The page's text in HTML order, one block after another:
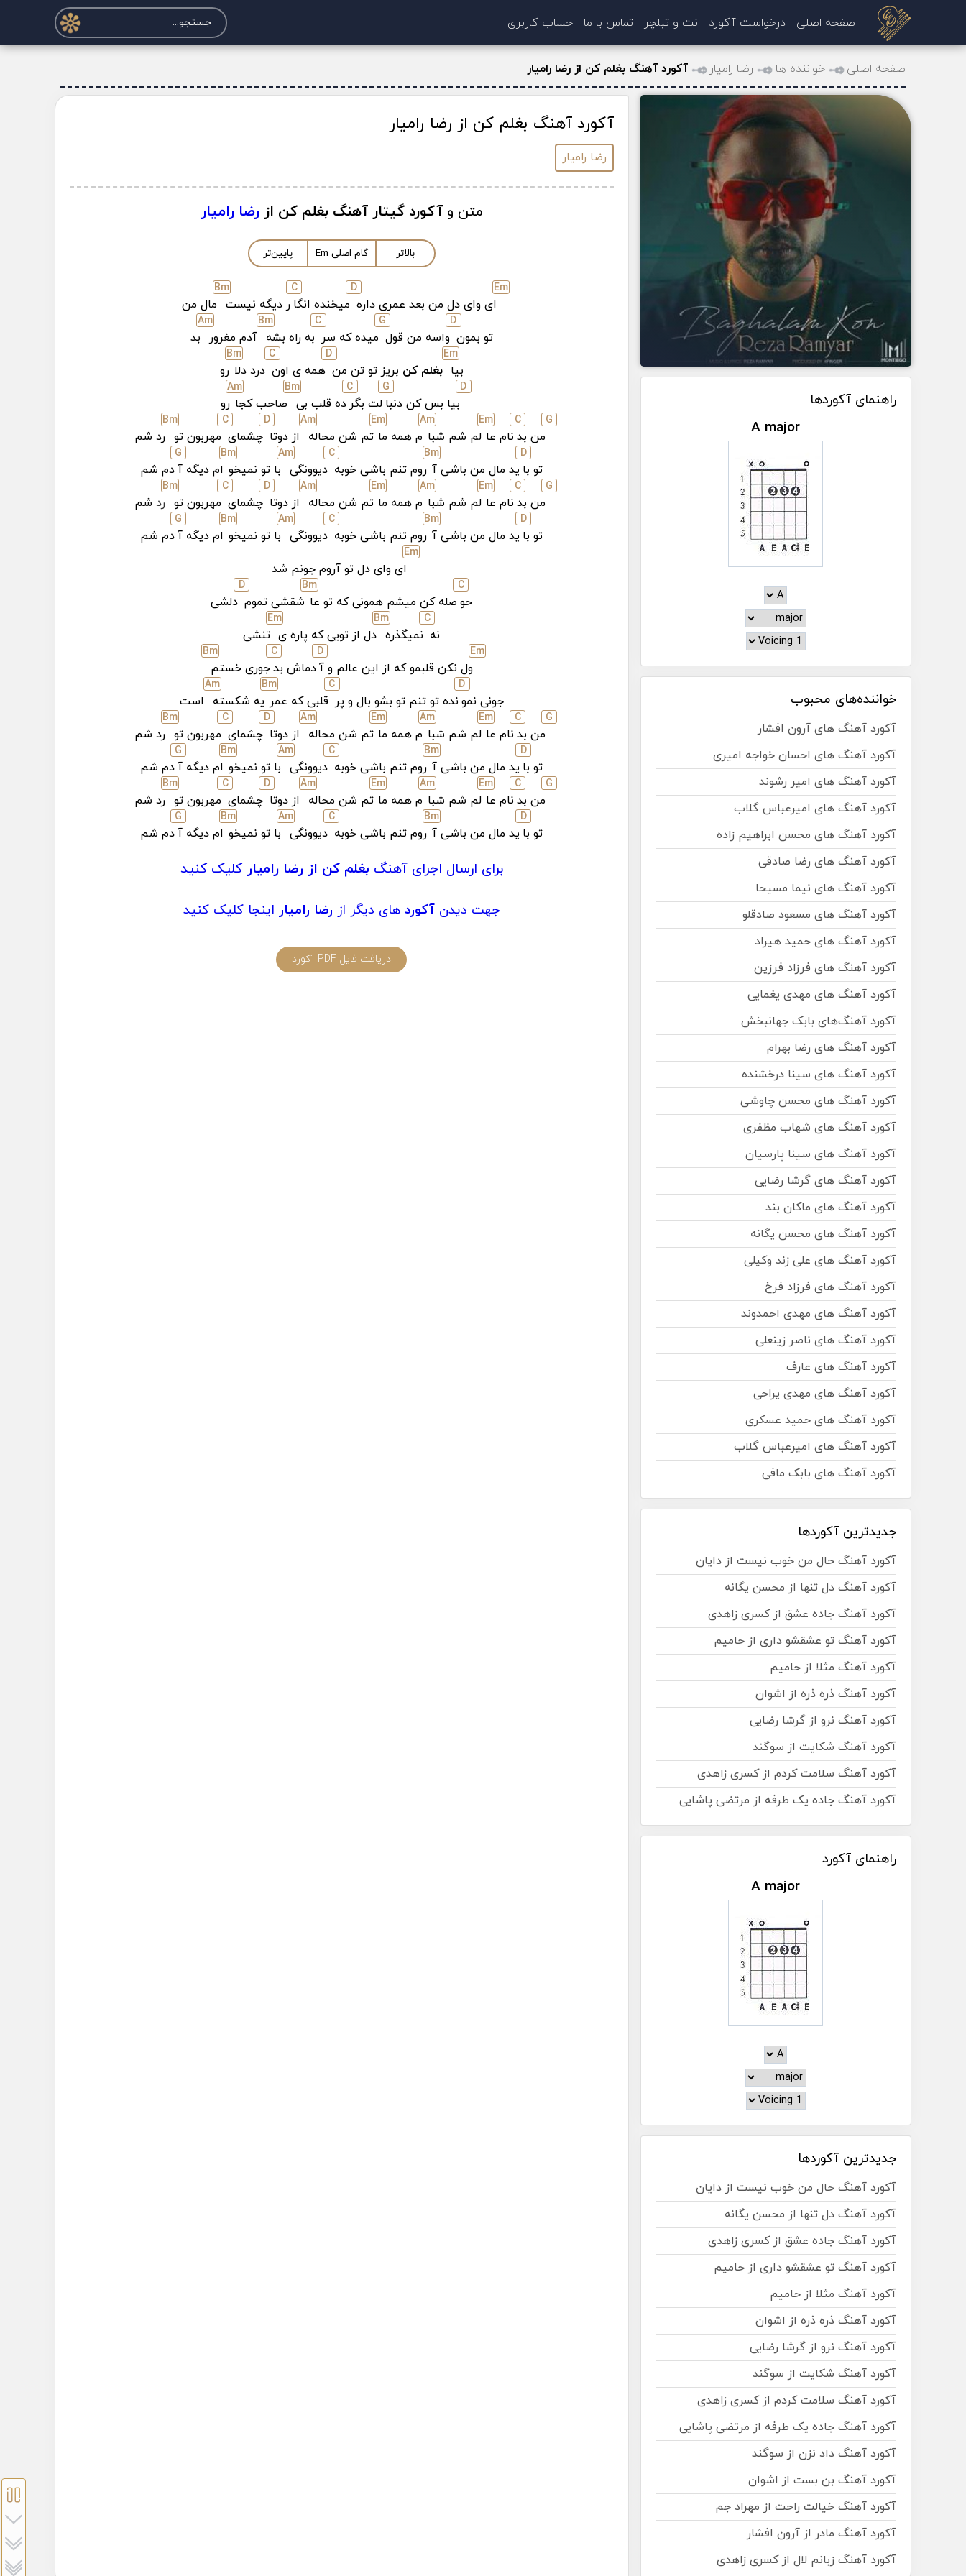
صفحه اصلی درخواست آکورد نت و تبلچر تماس با ما حساب کاربری
صفحه اصلی خواننده ها رضا رامیار آکورد آهنگ بغلم کن از رضا رامیار
راهنمای آکوردها
A major
خواننده‌های محبوب
آکورد آهنگ های آرون افشار
آکورد آهنگ های احسان خواجه امیری
آکورد آهنگ های امیر رشوند
آکورد آهنگ های امیرعباس گلاب
آکورد آهنگ های محسن ابراهیم زاده
آکورد آهنگ های رضا صادقی
آکورد آهنگ های نیما مسیحا
آکورد آهنگ های مسعود صادقلو
آکورد آهنگ های حمید هیراد
آکورد آهنگ های فرزاد فرزین
آکورد آهنگ های مهدی یغمایی
آکورد آهنگ‌های بابک جهانبخش
آکورد آهنگ های رضا بهرام
آکورد آهنگ های سینا درخشنده
آکورد آهنگ های محسن چاوشی
آکورد آهنگ های شهاب مظفری
آکورد آهنگ های سینا پارسیان
آکورد آهنگ های گرشا رضایی
آکورد آهنگ های ماکان بند
آکورد آهنگ های محسن یگانه
آکورد آهنگ های علی زند وکیلی
آکورد آهنگ های فرزاد فرخ
آکورد آهنگ های مهدی احمدوند
آکورد آهنگ های ناصر زینعلی
آکورد آهنگ های عارف
آکورد آهنگ های مهدی یراحی
آکورد آهنگ های حمید عسکری
آکورد آهنگ های امیرعباس گلاب
آکورد آهنگ های بابک مافی
جدیدترین آکوردها
آکورد آهنگ حال من خوب نیست از دایان
آکورد آهنگ دل تنها از محسن یگانه
آکورد آهنگ جاده عشق از کسری زاهدی
آکورد آهنگ تو عشقشو داری از حامیم
آکورد آهنگ مثلا از حامیم
آکورد آهنگ ذره ذره از اشوان
آکورد آهنگ نرو از گرشا رضایی
آکورد آهنگ شکایت از سوگند
آکورد آهنگ سلامت کردم از کسری زاهدی
آکورد آهنگ جاده یک طرفه از مرتضی پاشایی
راهنمای آکورد
A major
جدیدترین آکوردها
آکورد آهنگ حال من خوب نیست از دایان
آکورد آهنگ دل تنها از محسن یگانه
آکورد آهنگ جاده عشق از کسری زاهدی
آکورد آهنگ تو عشقشو داری از حامیم
آکورد آهنگ مثلا از حامیم
آکورد آهنگ ذره ذره از اشوان
آکورد آهنگ نرو از گرشا رضایی
آکورد آهنگ شکایت از سوگند
آکورد آهنگ سلامت کردم از کسری زاهدی
آکورد آهنگ جاده یک طرفه از مرتضی پاشایی
آکورد آهنگ داد نزن از سوگند
آکورد آهنگ بن بست از اشوان
آکورد آهنگ خیالت راحت از مهراد جم
آکورد آهنگ مادر از آرون افشار
آکورد آهنگ زبانم لال از کسری زاهدی
آکورد آهنگ بغلم کن از رضا رامیار
رضا رامیار
متن وآکورد گیتار آهنگ بغلم کن ازرضا رامیار
بالاتر گام اصلی Em پایین‌تر
Em
ای وای دل من بعد عمری داره
D
میخنده انگا
C
ر دیگه نیست
Bm
مال من
تو بمون
D
واسه من قول
G
میده که سر
C
به راه بشه
Bm
آدم مغرور
Am
بد
بیا
Em
بغلم کن بریز تو تن من
D
همه ی اون
C
درد دلا
Bm
رو
D
بیا بس کن دنبا
G
لت بگر
C
ده قلب بی
Bm
صاحب کجا
Am
رو
G
من بد
C
نام عا
Em
لم شم شبا
Am
م همه ما
Em
تم شن محاله
Am
از دوتا
D
چشمای
C
مهربون تو
Bm
رد شم
تو با
D
ید مال من باشی آ
Bm
روم تنم باشی خوبه
C
دیوونگی
Am
با تو نمیخو
Bm
ام دیگه آ
G
دم شم
G
من بد
C
نام عا
Em
لم شم شبا
Am
م همه ما
Em
تم شن محاله
Am
از دوتا
D
چشمای
C
مهربون تو
Bm
ردشم
تو با
D
ید مال من باشی آ
Bm
روم تنم باشی خوبه
C
دیوونگی
Am
با تو نمیخو
Bm
ام دیگه آ
G
دم شم
Em
ای وای دل تو آروم جونم شد
حو
C
صله کن میشم همونی که تو عا
Bm
شقشی تموم
D
دلشی
نه
C
نمیگذره
Bm
دل از تویی که پاره ی
Em
تنشی
Em
ول نکن قلبمو که از این عالم و آ
D
دماش بد
C
جوری خستم
Bm
جونی نمو
D
نده تو تنم تو بشو بال و پر
C
قلبی که عمر
Bm
یه شکسته
Am
است
G
من بد
C
نام عا
Em
لم شم شبا
Am
م همه ما
Em
تم شن محاله
Am
از دوتا
D
چشمای
C
مهربون تو
Bm
رد شم
تو با
D
ید مال من باشی آ
Bm
روم تنم باشی خوبه
C
دیوونگی
Am
با تو نمیخو
Bm
ام دیگه آ
G
دم شم
G
من بد
C
نام عا
Em
لم شم شبا
Am
م همه ما
Em
تم شن محاله
Am
از دوتا
D
چشمای
C
مهربون تو
Bm
رد شم
تو با
D
ید مال من باشی آ
Bm
روم تنم باشی خوبه
C
دیوونگی
Am
با تو نمیخو
Bm
ام دیگه آ
G
دم شم
برای ارسال اجرای آهنگبغلم کن از رضا رامیار کلیک کنید
جهت دیدن آکورد های دیگر از رضا رامیار اینجا کلیک کنید
دریافت فایل PDF آکورد